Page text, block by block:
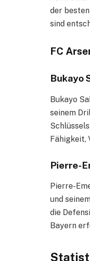
der
sind
FC
Bukayo
Bukayo
seinem
Fähigkeit,
Pierre-
Pierre-
und
die
Bayern